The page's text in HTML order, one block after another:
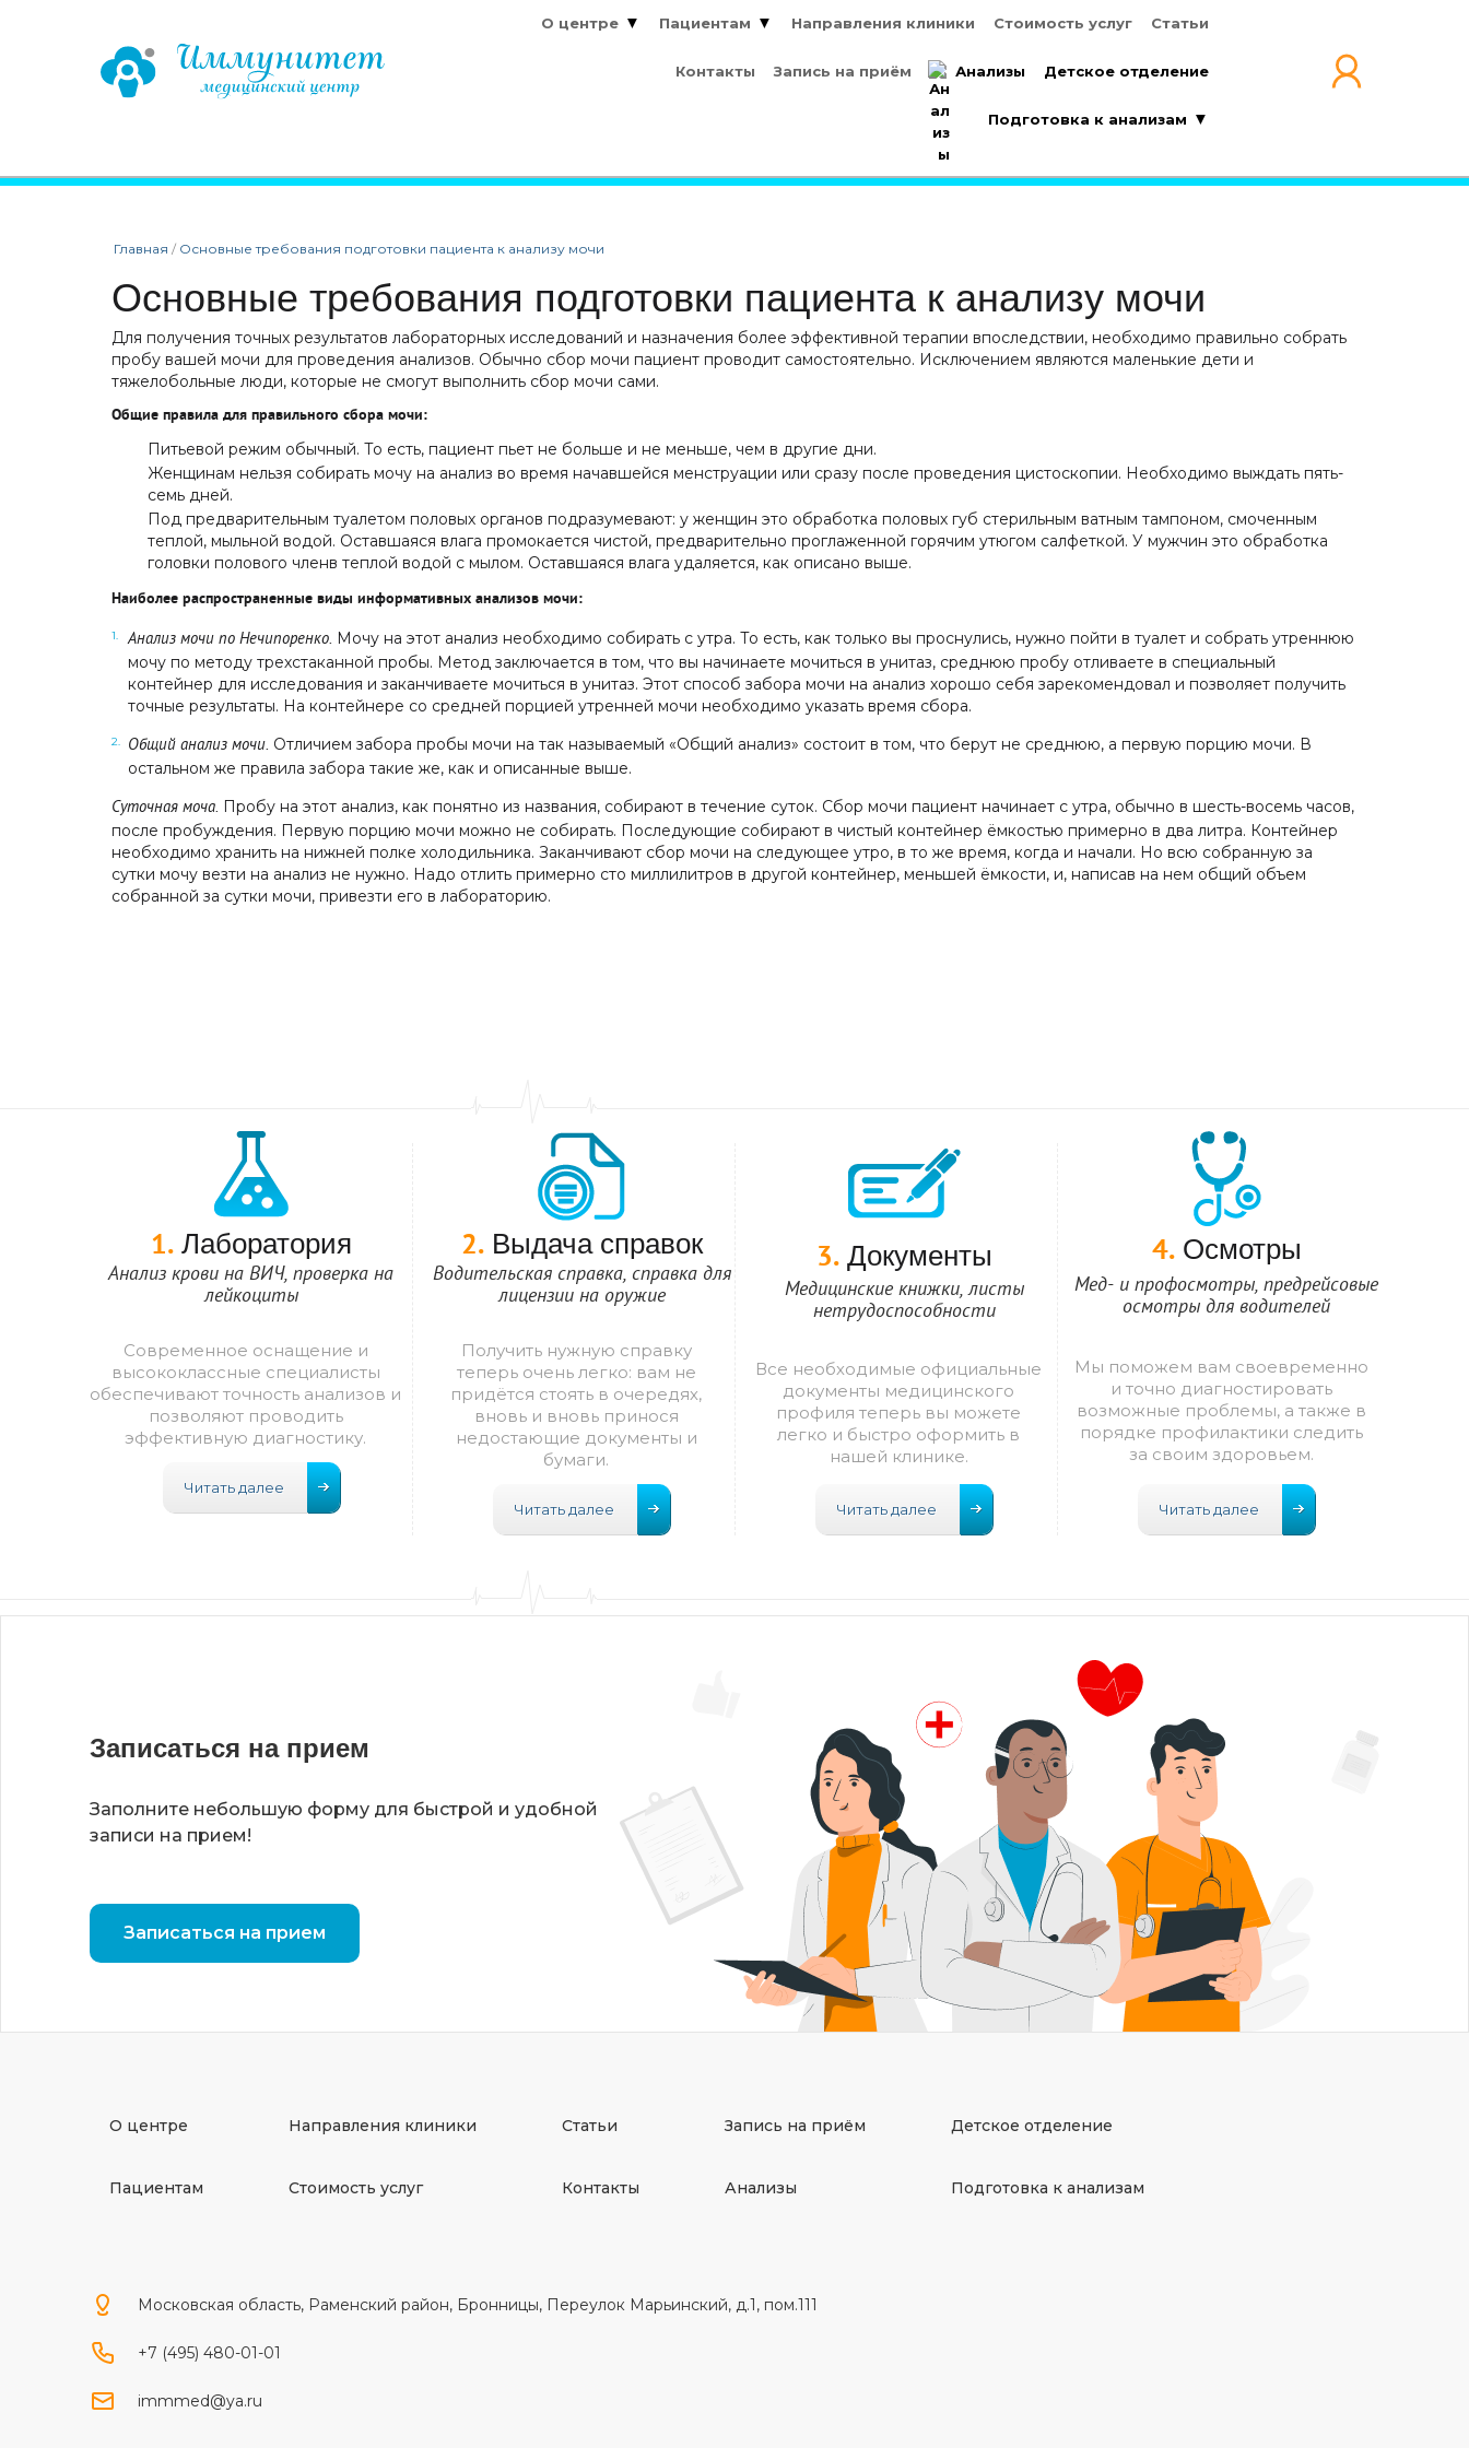
О центре
О центре Пациентам
Пациентам Направления клиники
Направления клиники Стоимость услуг
Стоимость услуг Статьи
Статьи
Контакты
Контакты Запись на приём
Запись на приём Анализы
Анализы Детское отделение
Детское отделение
Подготовка к анализам
Подготовка к анализам
Главная / Основные требования подготовки пациента к анализу мочи
Основные требования подготовки пациента к анализу мочи
Для получения точных результатов лабораторных исследований и назначения более эффективной терапии впоследствии, необходимо правильно собрать
пробу вашей мочи для проведения анализов. Обычно сбор мочи пациент проводит самостоятельно. Исключением являются маленькие дети и
тяжелобольные люди, которые не смогут выполнить сбор мочи сами.
Общие правила для правильного сбора мочи:
Питьевой режим обычный. То есть, пациент пьет не больше и не меньше, чем в другие дни.
Женщинам нельзя собирать мочу на анализ во время начавшейся менструации или сразу после проведения цистоскопии. Необходимо выждать пять-
семь дней.
Под предварительным туалетом половых органов подразумевают: у женщин это обработка половых губ стерильным ватным тампоном, смоченным
теплой, мыльной водой. Оставшаяся влага промокается чистой, предварительно проглаженной горячим утюгом салфеткой. У мужчин это обработка
головки полового членв теплой водой с мылом. Оставшаяся влага удаляется, как описано выше.
Наиболее распространенные виды информативных анализов мочи:
Анализ мочи по Нечипоренко. Мочу на этот анализ необходимо собирать с утра. То есть, как только вы проснулись, нужно пойти в туалет и собрать утреннюю
мочу по методу трехстаканной пробы. Метод заключается в том, что вы начинаете мочиться в унитаз, среднюю пробу отливаете в специальный
контейнер для исследования и заканчиваете мочиться в унитаз. Этот способ забора мочи на анализ хорошо себя зарекомендовал и позволяет получить
точные результаты. На контейнере со средней порцией утренней мочи необходимо указать время сбора.
Общий анализ мочи. Отличием забора пробы мочи на так называемый «Общий анализ» состоит в том, что берут не среднюю, а первую порцию мочи. В
остальном же правила забора такие же, как и описанные выше.
Суточная моча. Пробу на этот анализ, как понятно из названия, собирают в течение суток. Сбор мочи пациент начинает с утра, обычно в шесть-восемь часов,
после пробуждения. Первую порцию мочи можно не собирать. Последующие собирают в чистый контейнер ёмкостью примерно в два литра. Контейнер
необходимо хранить на нижней полке холодильника. Заканчивают сбор мочи на следующее утро, в то же время, когда и начали. Но всю собранную за
сутки мочу везти на анализ не нужно. Надо отлить примерно сто миллилитров в другой контейнер, меньшей ёмкости, и, написав на нем общий объем
собранной за сутки мочи, привезти его в лабораторию.
1.Лаборатория
Анализ крови на ВИЧ, проверка на
лейкоциты
Современное оснащение и
высококлассные специалисты
обеспечивают точность анализов и
позволяют проводить
эффективную диагностику.
Читать далее
2.Выдача справок
Водительская справка, справка для
лицензии на оружие
Получить нужную справку
теперь очень легко: вам не
придётся стоять в очередях,
вновь и вновь принося
недостающие документы и
бумаги.
Читать далее
3.Документы
Медицинские книжки, листы
нетрудоспособности
Все необходимые официальные
документы медицинского
профиля теперь вы можете
легко и быстро оформить в
нашей клинике.
Читать далее
4.Осмотры
Мед- и профосмотры, предрейсовые
осмотры для водителей
Мы поможем вам своевременно
и точно диагностировать
возможные проблемы, а также в
порядке профилактики следить
за своим здоровьем.
Читать далее
Записаться на прием
Заполните небольшую форму для быстрой и удобной
записи на прием!
Записаться на прием
О центре
Пациентам
Направления клиники
Стоимость услуг
Статьи
Контакты
Запись на приём
Анализы
Детское отделение
Подготовка к анализам
Московская область, Раменский район, Бронницы, Переулок Марьинский, д.1, пом.111
+7 (495) 480-01-01
immmed@ya.ru